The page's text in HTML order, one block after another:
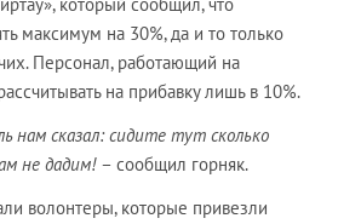
максимум на 30%, да и то только
Персонал, работающий на
на прибавку лишь в 10%.
нам сказал: сидите тут сколько
не дадим! – сообщил горняк.
волонтеры, которые привезли